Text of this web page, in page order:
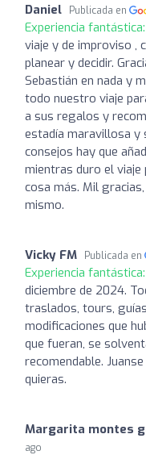
Daniel Publicada en
Experiencia fantástica:
viaje y de improviso ,
planear y decidir.
Sebastián en nada y
todo nuestro viaje
a sus regalos y
estadía maravillosa y
consejos hay que
mientras duro el viaje
cosa más. Mil
mismo.
Vicky FM Publicada en
Experiencia fantástica:
diciembre de 2024.
traslados, tours,
modificaciones que
que fueran, se
recomendable.
quieras.
Margarita montes
ago